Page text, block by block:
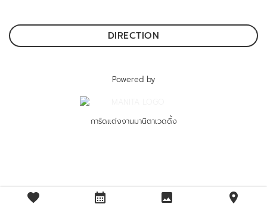
DIRECTION
Powered by
การ์ดแต่งงานมานิตาเวดดิ้ง
favorite calendar_month image location_on